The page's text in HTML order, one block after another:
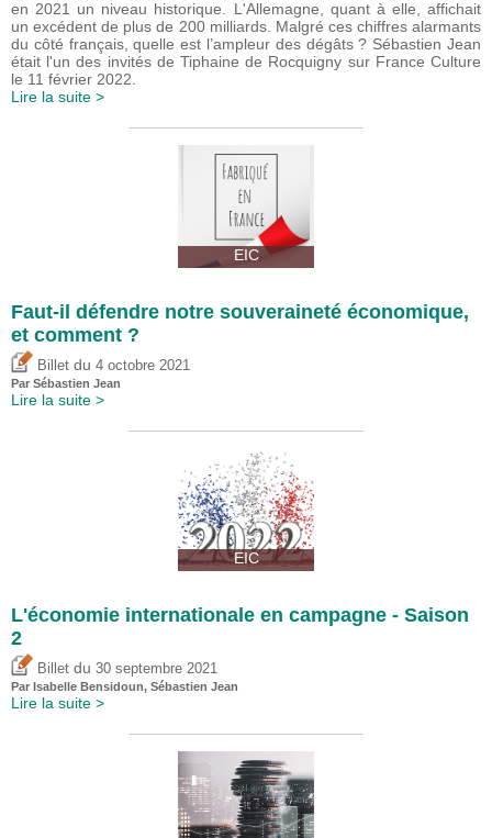
en 2021 un niveau historique. L'Allemagne, quant à elle, affichait
un excédent de plus de 200 milliards. Malgré ces chiffres alarmants
du côté français, quelle est l’ampleur des dégâts ? Sébastien Jean
était l'un des invités de Tiphaine de Rocquigny sur France Culture
le 11 février 2022.
Lire la suite >
EIC
Faut-il défendre notre souveraineté économique,
et comment ?
Billet du 4 octobre 2021
Par Sébastien Jean
Lire la suite >
EIC
L'économie internationale en campagne - Saison
2
Billet du 30 septembre 2021
Par Isabelle Bensidoun, Sébastien Jean
Lire la suite >